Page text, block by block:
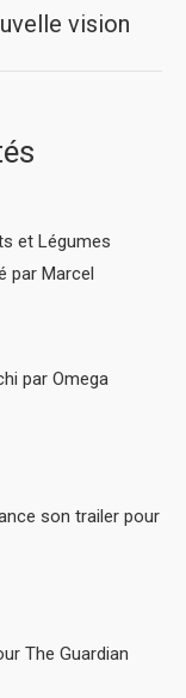
vision
et Légumes
par Marcel
par Omega
son trailer pour
The Guardian